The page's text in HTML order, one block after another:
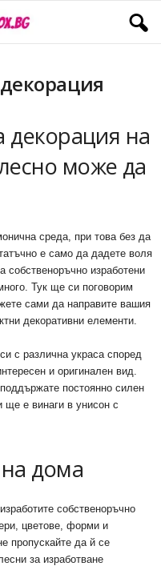
декорация на
може да
среда, при това без да
е само да дадете воля
собственоръчно изработени
Тук ще си поговорим
сами да направите вашия
декоративни елементи.
с различна украса според
и оригинален вид.
постоянно силен
ще е винаги в унисон с
дома
собственоръчно
цветове, форми и
пропускайте да й се
за изработване